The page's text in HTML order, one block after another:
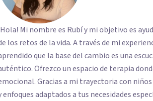
Mi nombre es Rubí y mi objetivo es
los retos de la vida. A través de mi
que la base del cambio es una
​Ofrezco un espacio de terapia
Gracias a mi trayectoria con
enfoques adaptados a tus necesidades